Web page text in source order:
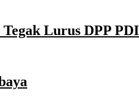
Lurus DPP